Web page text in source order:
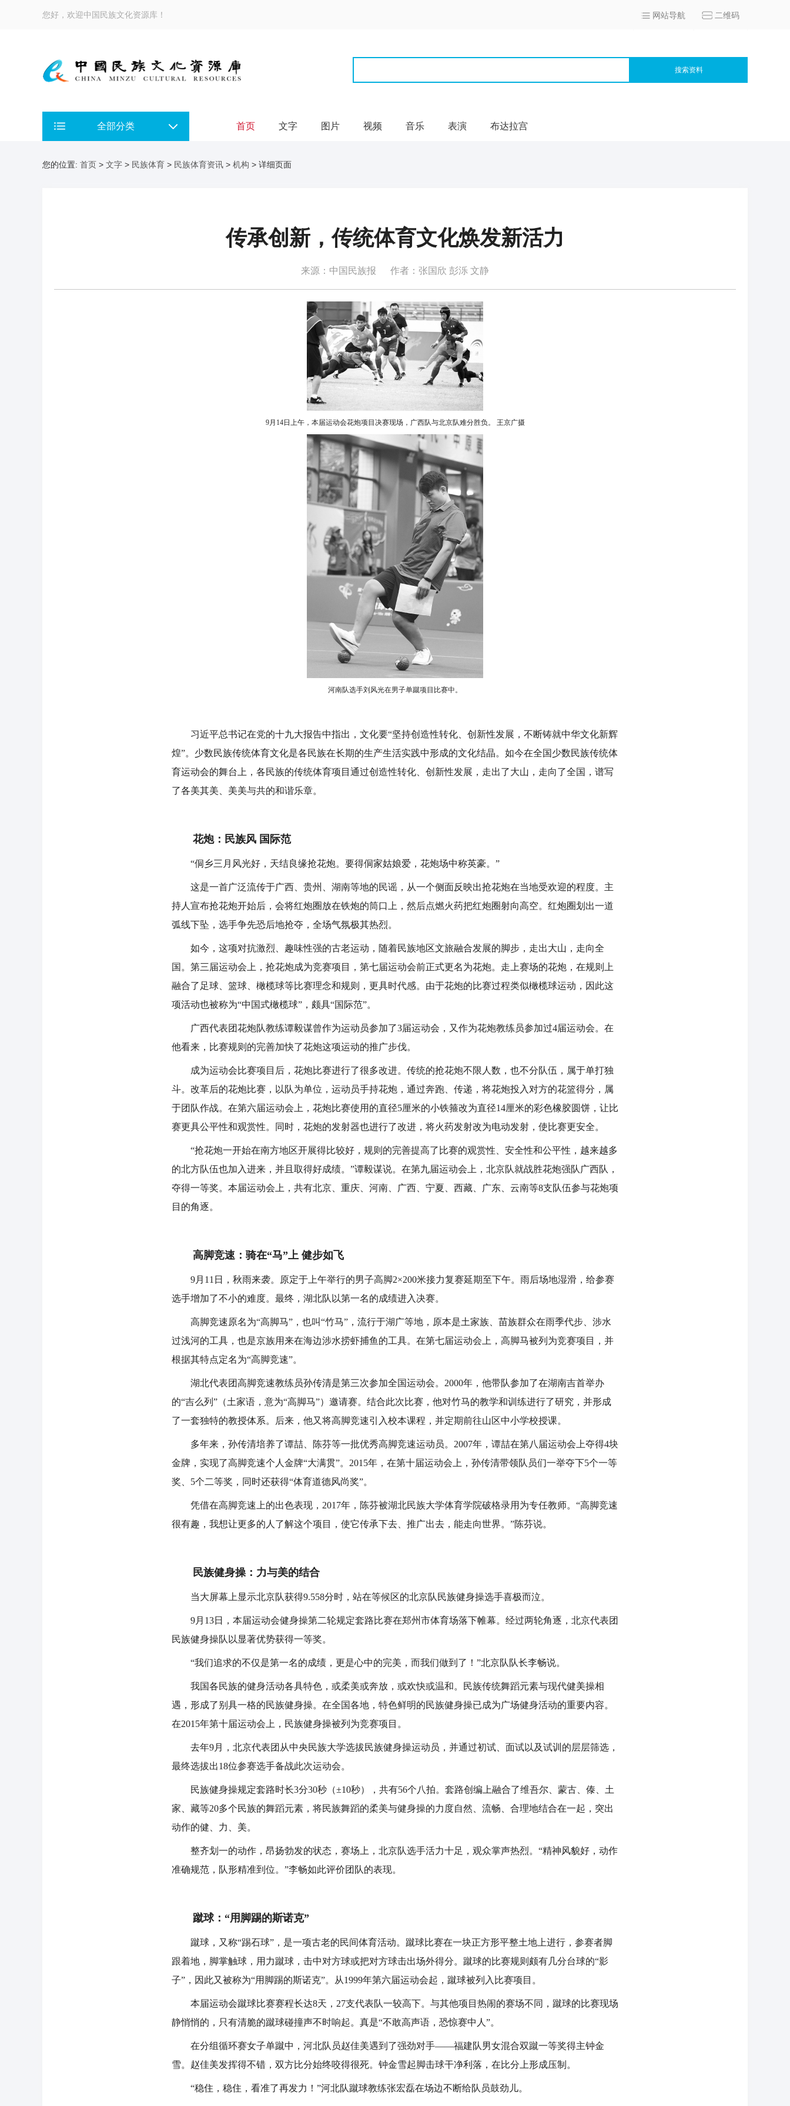
您好，欢迎中国民族文化资源库！ 网站导航 二维码
搜索资料
全部分类 首页 文字 图片 视频 音乐 表演 布达拉宫
您的位置: 首页 > 文字 > 民族体育 > 民族体育资讯 > 机构 > 详细页面
传承创新，传统体育文化焕发新活力
来源：中国民族报 作者：张国欣 彭泺 文静
9月14日上午，本届运动会花炮项目决赛现场，广西队与北京队难分胜负。 王京广摄
河南队选手刘风光在男子单蹴项目比赛中。
习近平总书记在党的十九大报告中指出，文化要“坚持创造性转化、创新性发展，不断铸就中华文化新辉
煌”。少数民族传统体育文化是各民族在长期的生产生活实践中形成的文化结晶。如今在全国少数民族传统体
育运动会的舞台上，各民族的传统体育项目通过创造性转化、创新性发展，走出了大山，走向了全国，谱写
了各美其美、美美与共的和谐乐章。
花炮：民族风 国际范
“侗乡三月风光好，天结良缘抢花炮。要得侗家姑娘爱，花炮场中称英豪。”
这是一首广泛流传于广西、贵州、湖南等地的民谣，从一个侧面反映出抢花炮在当地受欢迎的程度。主
持人宣布抢花炮开始后，会将红炮圈放在铁炮的筒口上，然后点燃火药把红炮圈射向高空。红炮圈划出一道
弧线下坠，选手争先恐后地抢夺，全场气氛极其热烈。
如今，这项对抗激烈、趣味性强的古老运动，随着民族地区文旅融合发展的脚步，走出大山，走向全
国。第三届运动会上，抢花炮成为竞赛项目，第七届运动会前正式更名为花炮。走上赛场的花炮，在规则上
融合了足球、篮球、橄榄球等比赛理念和规则，更具时代感。由于花炮的比赛过程类似橄榄球运动，因此这
项活动也被称为“中国式橄榄球”，颇具“国际范”。
广西代表团花炮队教练谭毅谋曾作为运动员参加了3届运动会，又作为花炮教练员参加过4届运动会。在
他看来，比赛规则的完善加快了花炮这项运动的推广步伐。
成为运动会比赛项目后，花炮比赛进行了很多改进。传统的抢花炮不限人数，也不分队伍，属于单打独
斗。改革后的花炮比赛，以队为单位，运动员手持花炮，通过奔跑、传递，将花炮投入对方的花篮得分，属
于团队作战。在第六届运动会上，花炮比赛使用的直径5厘米的小铁箍改为直径14厘米的彩色橡胶圆饼，让比
赛更具公平性和观赏性。同时，花炮的发射器也进行了改进，将火药发射改为电动发射，使比赛更安全。
“抢花炮一开始在南方地区开展得比较好，规则的完善提高了比赛的观赏性、安全性和公平性，越来越多
的北方队伍也加入进来，并且取得好成绩。”谭毅谋说。在第九届运动会上，北京队就战胜花炮强队广西队，
夺得一等奖。本届运动会上，共有北京、重庆、河南、广西、宁夏、西藏、广东、云南等8支队伍参与花炮项
目的角逐。
高脚竞速：骑在“马”上 健步如飞
9月11日，秋雨来袭。原定于上午举行的男子高脚2×200米接力复赛延期至下午。雨后场地湿滑，给参赛
选手增加了不小的难度。最终，湖北队以第一名的成绩进入决赛。
高脚竞速原名为“高脚马”，也叫“竹马”，流行于湖广等地，原本是土家族、苗族群众在雨季代步、涉水
过浅河的工具，也是京族用来在海边涉水捞虾捕鱼的工具。在第七届运动会上，高脚马被列为竞赛项目，并
根据其特点定名为“高脚竞速”。
湖北代表团高脚竞速教练员孙传清是第三次参加全国运动会。2000年，他带队参加了在湖南吉首举办
的“吉么列”（土家语，意为“高脚马”）邀请赛。结合此次比赛，他对竹马的教学和训练进行了研究，并形成
了一套独特的教授体系。后来，他又将高脚竞速引入校本课程，并定期前往山区中小学校授课。
多年来，孙传清培养了谭喆、陈芬等一批优秀高脚竞速运动员。2007年，谭喆在第八届运动会上夺得4块
金牌，实现了高脚竞速个人金牌“大满贯”。2015年，在第十届运动会上，孙传清带领队员们一举夺下5个一等
奖、5个二等奖，同时还获得“体育道德风尚奖”。
凭借在高脚竞速上的出色表现，2017年，陈芬被湖北民族大学体育学院破格录用为专任教师。“高脚竞速
很有趣，我想让更多的人了解这个项目，使它传承下去、推广出去，能走向世界。”陈芬说。
民族健身操：力与美的结合
当大屏幕上显示北京队获得9.558分时，站在等候区的北京队民族健身操选手喜极而泣。
9月13日，本届运动会健身操第二轮规定套路比赛在郑州市体育场落下帷幕。经过两轮角逐，北京代表团
民族健身操队以显著优势获得一等奖。
“我们追求的不仅是第一名的成绩，更是心中的完美，而我们做到了！”北京队队长李畅说。
我国各民族的健身活动各具特色，或柔美或奔放，或欢快或温和。民族传统舞蹈元素与现代健美操相
遇，形成了别具一格的民族健身操。在全国各地，特色鲜明的民族健身操已成为广场健身活动的重要内容。
在2015年第十届运动会上，民族健身操被列为竞赛项目。
去年9月，北京代表团从中央民族大学选拔民族健身操运动员，并通过初试、面试以及试训的层层筛选，
最终选拔出18位参赛选手备战此次运动会。
民族健身操规定套路时长3分30秒（±10秒），共有56个八拍。套路创编上融合了维吾尔、蒙古、傣、土
家、藏等20多个民族的舞蹈元素，将民族舞蹈的柔美与健身操的力度自然、流畅、合理地结合在一起，突出
动作的健、力、美。
整齐划一的动作，昂扬勃发的状态，赛场上，北京队选手活力十足，观众掌声热烈。“精神风貌好，动作
准确规范，队形精准到位。”李畅如此评价团队的表现。
蹴球：“用脚踢的斯诺克”
蹴球，又称“踢石球”，是一项古老的民间体育活动。蹴球比赛在一块正方形平整土地上进行，参赛者脚
跟着地，脚掌触球，用力蹴球，击中对方球或把对方球击出场外得分。蹴球的比赛规则颇有几分台球的“影
子”，因此又被称为“用脚踢的斯诺克”。从1999年第六届运动会起，蹴球被列入比赛项目。
本届运动会蹴球比赛赛程长达8天，27支代表队一较高下。与其他项目热闹的赛场不同，蹴球的比赛现场
静悄悄的，只有清脆的蹴球碰撞声不时响起。真是“不敢高声语，恐惊赛中人”。
在分组循环赛女子单蹴中，河北队员赵佳美遇到了强劲对手——福建队男女混合双蹴一等奖得主钟金
雪。赵佳美发挥得不错，双方比分始终咬得很死。钟金雪起脚击球干净利落，在比分上形成压制。
“稳住，稳住，看准了再发力！”河北队蹴球教练张宏磊在场边不断给队员鼓劲儿。